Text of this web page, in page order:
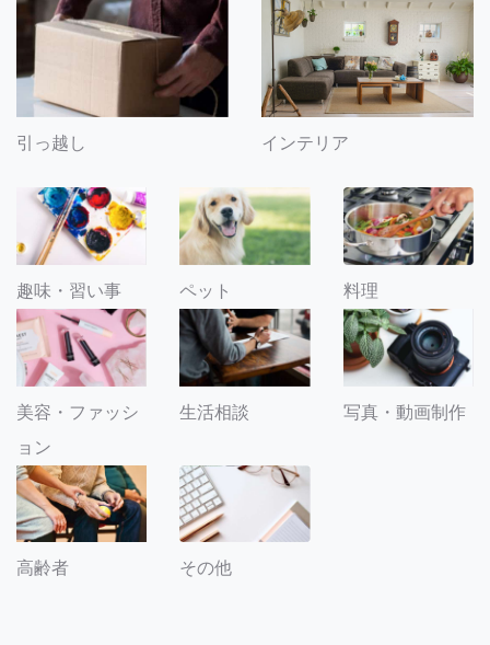
引っ越し インテリア
趣味・習い事 ペット 料理
美容・ファッシ
ョン
生活相談 写真・動画制作
高齢者 その他